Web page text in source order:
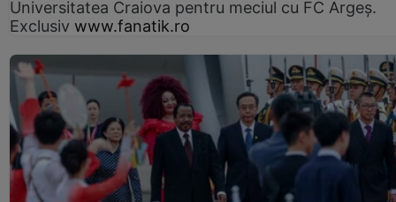
Universitatea Craiova pentru meciul cu FC Argeş.
Exclusiv www.fanatik.ro